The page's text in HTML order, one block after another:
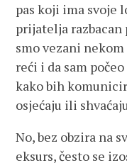
pas koji ima svoje
prijatelja
smo vezani
reći i da sam
kako bih
osjećaju ili
No, bez obzira na
eksurs, često se